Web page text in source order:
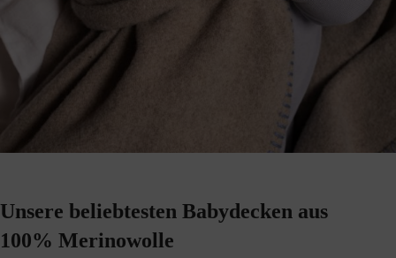
Unsere beliebtesten Babydecken aus
100% Merinowolle